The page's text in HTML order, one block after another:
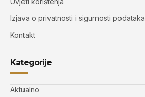
Izjava o privatnosti i sigurnosti podataka
Kontakt
Kategorije
Aktualno